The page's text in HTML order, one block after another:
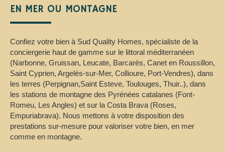
EN MER OU MONTAGNE
Confiez votre bien à Sud Quality Homes, spécialiste de la
conciergerie haut de gamme sur le littoral méditerranéen
(Narbonne, Gruissan, Leucate, Barcarès, Canet en Roussillon,
Saint Cyprien, Argelès-sur-Mer, Collioure, Port-Vendres), dans
les terres (Perpignan,Saint Esteve, Toulouges, Thuir..), dans
les stations de montagne des Pyrénées catalanes (Font-
Romeu, Les Angles) et sur la Costa Brava (Roses,
Empuriabrava). Nous mettons à votre disposition des
prestations sur-mesure pour valoriser votre bien, en mer
comme en montagne.